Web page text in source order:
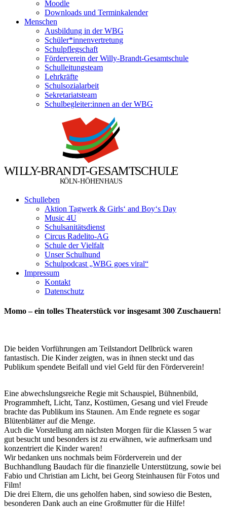
Moodle
Downloads und Terminkalender
Menschen
Ausbildung in der WBG
Schüler*innenvertretung
Schulpflegschaft
Förderverein der Willy-Brandt-Gesamtschule
Schulleitungsteam
Lehrkräfte
Schulsozialarbeit
Sekretariatsteam
Schulbegleiter:innen an der WBG
WILLY-BRANDT-GESAMTSCHULE
KÖLN-HÖHENHAUS
Schulleben
Aktion Tagwerk & Girls‘ and Boy‘s Day
Music 4U
Schulsanitätsdienst
Circus Radelito-AG
Schule der Vielfalt
Unser Schulhund
Schulpodcast „WBG goes viral“
Impressum
Kontakt
Datenschutz
Momo – ein tolles Theaterstück vor insgesamt 300 Zuschauern!
Die beiden Vorführungen am Teilstandort Dellbrück waren
fantastisch. Die Kinder zeigten, was in ihnen steckt und das
Publikum spendete Beifall und viel Geld für den Förderverein!
Eine abwechslungsreiche Regie mit Schauspiel, Bühnenbild,
Programmheft, Licht, Tanz, Kostümen, Gesang und viel Freude
brachte das Publikum ins Staunen. Am Ende regnete es sogar
Blütenblätter auf die Menge.
Auch die Vorstellung am nächsten Morgen für die Klassen 5 war
gut besucht und besonders ist zu erwähnen, wie aufmerksam und
konzentriert die Kinder waren!
Wir bedanken uns nochmals beim Förderverein und der
Buchhandlung Baudach für die finanzielle Unterstützung, sowie bei
Fabio und Christian am Licht, bei Georg Steinhausen für Fotos und
Film!
Die drei Eltern, die uns geholfen haben, sind sowieso die Besten,
besonderen Dank auch an eine Großmutter für die Hilfe!